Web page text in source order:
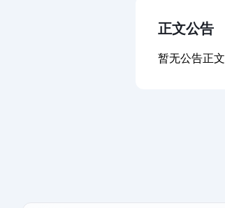
正文公告
暂无公告正文